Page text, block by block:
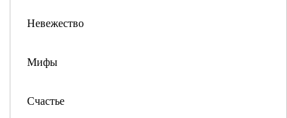
Невежество
Мифы
Счастье